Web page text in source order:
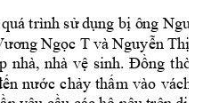
qu trình sử dụng bị ông
Ngọc T và Nguyễn Thị
nhà, nhà vệ sinh. Đồng thời
nước chảy thấm vào vch